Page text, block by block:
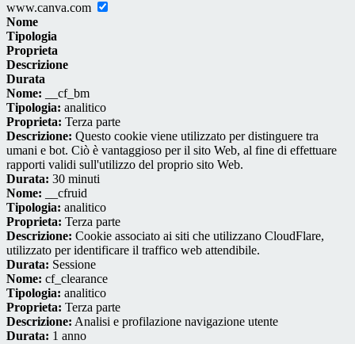
www.canva.com
Nome
Tipologia
Proprieta
Descrizione
Durata
Nome: __cf_bm
Tipologia: analitico
Proprieta: Terza parte
Descrizione: Questo cookie viene utilizzato per distinguere tra
umani e bot. Ciò è vantaggioso per il sito Web, al fine di effettuare
rapporti validi sull'utilizzo del proprio sito Web.
Durata: 30 minuti
Nome: __cfruid
Tipologia: analitico
Proprieta: Terza parte
Descrizione: Cookie associato ai siti che utilizzano CloudFlare,
utilizzato per identificare il traffico web attendibile.
Durata: Sessione
Nome: cf_clearance
Tipologia: analitico
Proprieta: Terza parte
Descrizione: Analisi e profilazione navigazione utente
Durata: 1 anno